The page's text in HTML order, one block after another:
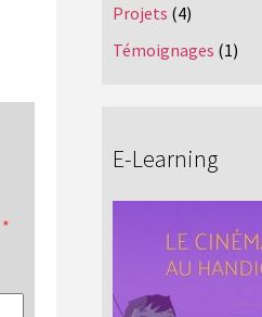
*
Projets (4)
Témoignages (1)
E-Learning